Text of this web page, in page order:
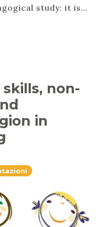
study: it is…
non-
in